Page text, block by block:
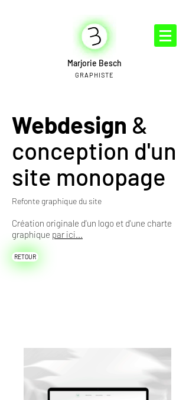
Marjorie Besch
GRAPHISTE
Webdesign &
conception d'un
site monopage
Refonte graphique du site
Création originale d'un logo et d'une charte
graphique par ici...
RETOUR